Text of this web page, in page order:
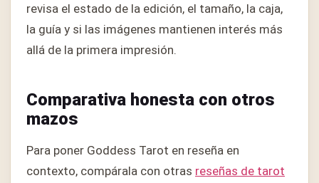
revisa el estado de la edición, el tamaño, la caja,
la guía y si las imágenes mantienen interés más
allá de la primera impresión.
Comparativa honesta con otros
mazos
Para poner Goddess Tarot en reseña en
contexto, compárala con otras reseñas de tarot